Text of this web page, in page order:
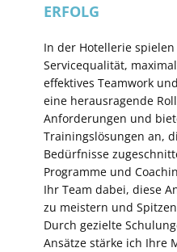
RFOLG
In der Hotellerie
Servicequalität,
effektives Teamwork
eine herausragende
Anforderungen und
Trainingslösungen an,
Bedürfnisse
Programme und
Ihr Team dabei, diese
zu meistern und
Durch gezielte
Ansätze stärke ich Ihre